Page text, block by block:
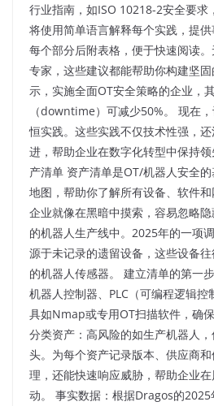
行业指南，如ISO 10218-2安全要求
将使用简单语言解释每个实践，提供
每个部分后附表格，便于快速阅读
专家，这些建议都能帮助你构建坚
示，实施全面OT安全策略的企业，
（downtime）可减少50%。 现在
恒实践。这些实践不仅技术性强，
进，帮助企业在数字化转型中保持
产清单 资产清单是OT/机器人安全
地图，帮助你了解所有设备、软件和
企业就像在黑暗中摸索，容易忽略
的机器人生产线中。2025年的一项
源于未记录的遗留设备，这些设备
的机器人传感器。 建立清单的第一
机器人控制器、PLC（可编程逻辑
具如Nmap或专用OT扫描软件，确
分类资产：高风险的如生产机器人
头。为每个资产记录版本、供应商
理，还能快速响应威胁，帮助企业
动。​ 事实数据：根据Dragos的